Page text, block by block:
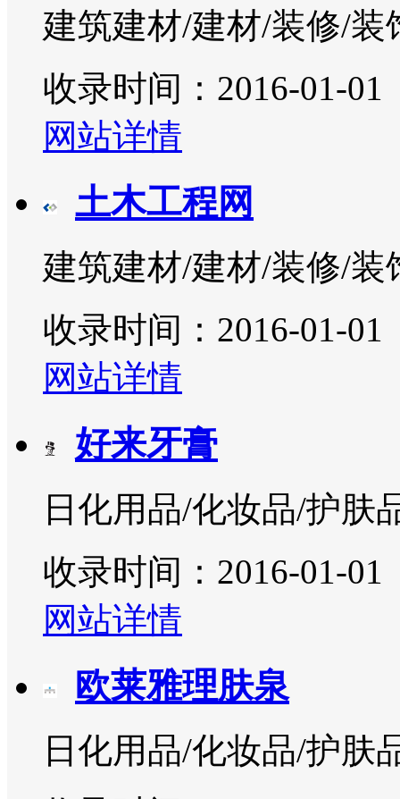
建筑建材/建材/装修/装
收录时间：2016-01-01
网站详情
土木工程网
建筑建材/建材/装修/装
收录时间：2016-01-01
网站详情
好来牙膏
日化用品/化妆品/护肤
收录时间：2016-01-01
网站详情
欧莱雅理肤泉
日化用品/化妆品/护肤